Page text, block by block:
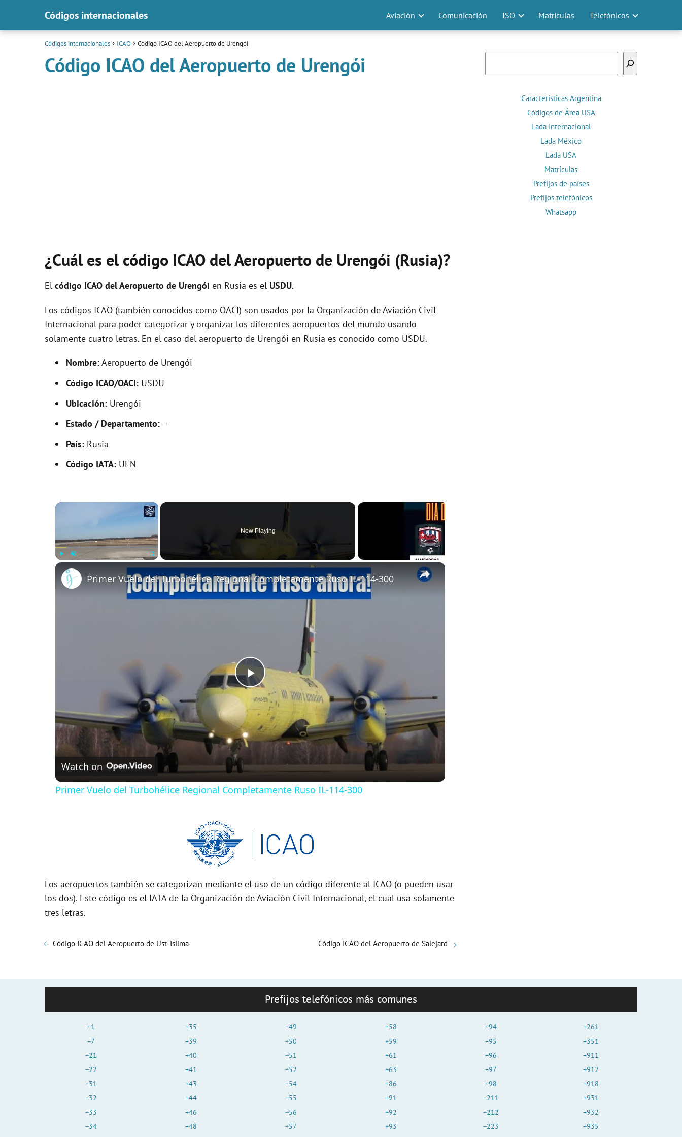
Códigos internacionales Aviación Comunicación ISO Matrículas Telefónicos
Códigos internacionales ICAO Código ICAO del Aeropuerto de Urengói
Código ICAO del Aeropuerto de Urengói
¿Cuál es el código ICAO del Aeropuerto de Urengói (Rusia)?
El código ICAO delAeropuerto de Urengói en Rusia es el USDU.
Los códigos ICAO (también conocidos como OACI) son usados por la Organización de Aviación Civil
Internacional para poder categorizar y organizar los diferentes aeropuertos del mundo usando
solamente cuatro letras. En el caso del aeropuerto de Urengói en Rusia es conocido como USDU.
Nombre:Aeropuerto de Urengói
Código ICAO/OACI: USDU
Ubicación: Urengói
Estado / Departamento: –
País: Rusia
Código IATA: UEN
×
Now Playing
×
P
l
a
y
e
Primer Vuelo del Turbohélice Regional Completamente Ruso IL-114-300
Watch on
Primer Vuelo del Turbohélice Regional Completamente Ruso IL-114-300
Los aeropuertos también se categorizan mediante el uso de un código diferente al ICAO (o pueden usar
los dos). Este código es el IATA de la Organización de Aviación Civil Internacional, el cual usa solamente
tres letras.
Código ICAO del Aeropuerto de Ust-Tsilma Código ICAO del Aeropuerto de Salejard
Características Argentina
Códigos de Área USA
Lada Internacional
Lada México
Lada USA
Matrículas
Prefijos de países
Prefijos telefónicos
Whatsapp
Prefijos telefónicos más comunes
+1
+7
+21
+22
+31
+32
+33
+34
+35
+39
+40
+41
+43
+44
+46
+48
+49
+50
+51
+52
+54
+55
+56
+57
+58
+59
+61
+63
+86
+91
+92
+93
+94
+95
+96
+97
+98
+211
+212
+223
+261
+351
+911
+912
+918
+931
+932
+935